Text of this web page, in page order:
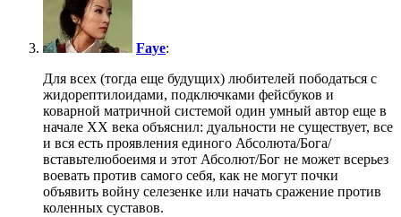
Faye:
Для всех (тогда еще будущих) любителей пободаться с
жидорептилоидами, подключками фейсбуков и
коварной матричной системой один умный автор еще в
начале ХХ века объяснил: дуальности не существует, все
и вся есть проявления единого Абсолюта/Бога/
вставьтелюбоеимя и этот Абсолют/Бог не может всерьез
воевать против самого себя, как не могут почки
объявить войну селезенке или начать сражение против
коленных суставов.